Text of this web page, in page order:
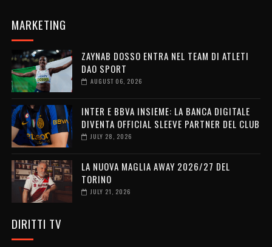
MARKETING
ZAYNAB DOSSO ENTRA NEL TEAM DI ATLETI
DAO SPORT
AUGUST 06, 2026
INTER E BBVA INSIEME: LA BANCA DIGITALE
DIVENTA OFFICIAL SLEEVE PARTNER DEL CLUB
JULY 28, 2026
LA NUOVA MAGLIA AWAY 2026/27 DEL
TORINO
JULY 21, 2026
DIRITTI TV